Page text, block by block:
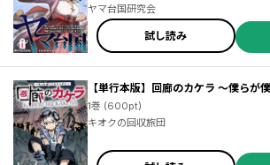
ヤマ台国研究会
試し読み
【単行本版】回廊のカケラ ～僕らが
1巻 (600pt)
キオクの回収旅団